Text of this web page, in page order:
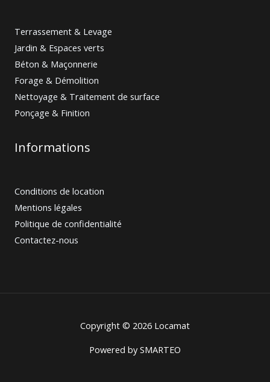
Terrassement & Levage
Jardin & Espaces verts
Béton & Maçonnerie
Forage & Démolition
Nettoyage & Traitement de surface
Ponçage & Finition
Informations
Conditions de location
Mentions légales
Politique de confidentialité
Contactez-nous
Copyright © 2026 Locamat
Powered bySMARTEO